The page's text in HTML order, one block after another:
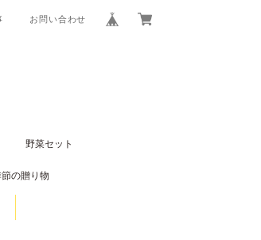
お問い合わせ
野菜セット
の贈り物